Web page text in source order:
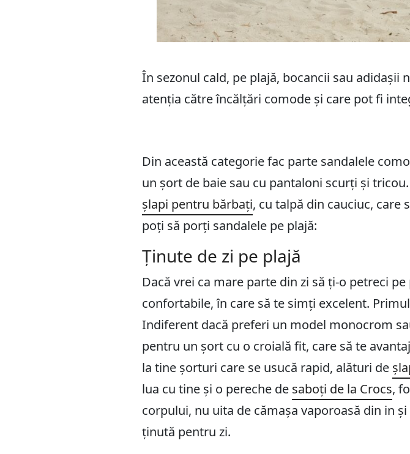
În sezonul cald, pe plajă, bocancii sau adidașii
atenția către încălțări comode și care pot fi
Din această categorie fac parte sandalele
un șort de baie sau cu pantaloni scurți și
șlapi pentru bărbați, cu talpă din cauciuc, care
poți să porți sandalele pe plajă:
Ținute de zi pe plajă
Dacă vrei ca mare parte din zi să ți-o petreci
confortabile, în care să te simți excelent.
Indiferent dacă preferi un model monocrom
pentru un șort cu o croială fit, care să te
la tine șorturi care se usucă rapid, alături de
lua cu tine și o pereche de saboți de la Crocs,
corpului, nu uita de cămașa vaporoasă din in
ținută pentru zi.